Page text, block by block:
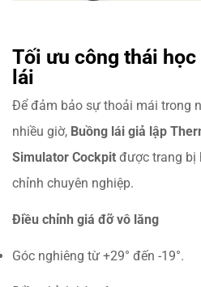
Tối ưu công thái
lái
Để đảm bảo sự thoải mái trong
nhiều giờ, Buồng lái giả lập
Simulator Cockpit được trang bị
chỉnh chuyên nghiệp.
Điều chỉnh giá đỡ vô lăng
Góc nghiêng từ +29° đến -19°.